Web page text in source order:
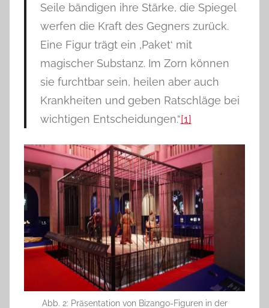
Seile bändigen ihre Stärke, die Spiegel
werfen die Kraft des Gegners zurück.
Eine Figur trägt ein ‚Paket‘ mit
magischer Substanz. Im Zorn können
sie furchtbar sein, heilen aber auch
Krankheiten und geben Ratschläge bei
wichtigen Entscheidungen.“[1]
Abb. 2: Präsentation von Bizango-Figuren in der